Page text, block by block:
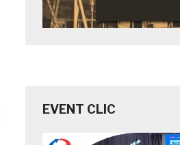
EVENT CLIC